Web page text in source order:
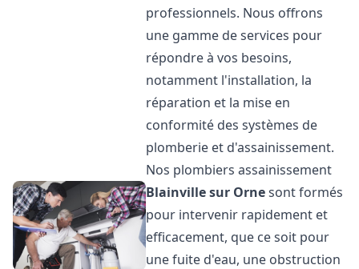
professionnels. Nous offrons
une gamme de services pour
répondre à vos besoins,
notamment l'installation, la
réparation et la mise en
conformité des systèmes de
plomberie et d'assainissement.
Nos plombiers assainissement
Blainville sur Ornesont formés
pour intervenir rapidement et
efficacement, que ce soit pour
une fuite d'eau, une obstruction